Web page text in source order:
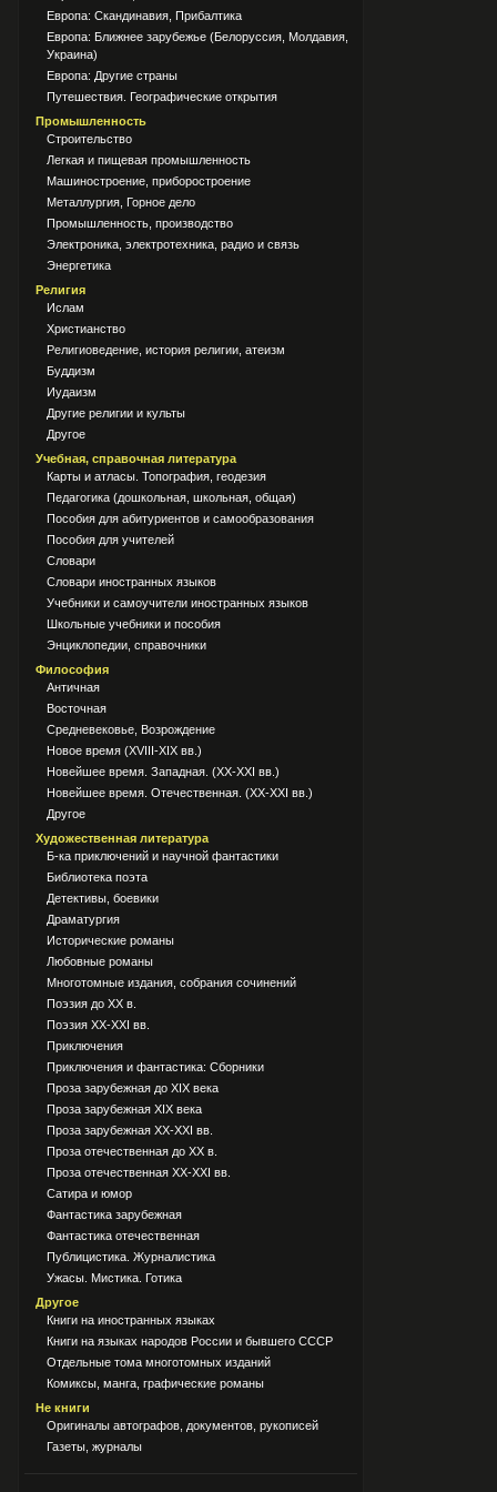
Европа: Скандинавия, Прибалтика
Европа: Ближнее зарубежье (Белоруссия, Молдавия,
Украина)
Европа: Другие страны
Путешествия. Географические открытия
Промышленность
Строительство
Легкая и пищевая промышленность
Машиностроение, приборостроение
Металлургия, Горное дело
Промышленность, производство
Электроника, электротехника, радио и связь
Энергетика
Религия
Ислам
Христианство
Религиоведение, история религии, атеизм
Буддизм
Иудаизм
Другие религии и культы
Другое
Учебная, справочная литература
Карты и атласы. Топография, геодезия
Педагогика (дошкольная, школьная, общая)
Пособия для абитуриентов и самообразования
Пособия для учителей
Словари
Словари иностранных языков
Учебники и самоучители иностранных языков
Школьные учебники и пособия
Энциклопедии, справочники
Философия
Античная
Восточная
Средневековье, Возрождение
Новое время (XVIII-XIX вв.)
Новейшее время. Западная. (XX-XXI вв.)
Новейшее время. Отечественная. (XX-XXI вв.)
Другое
Художественная литература
Б-ка приключений и научной фантастики
Библиотека поэта
Детективы, боевики
Драматургия
Исторические романы
Любовные романы
Многотомные издания, собрания сочинений
Поэзия до XX в.
Поэзия XX-XXI вв.
Приключения
Приключения и фантастика: Сборники
Проза зарубежная до XIX века
Проза зарубежная XIX века
Проза зарубежная XX-XXI вв.
Проза отечественная до XX в.
Проза отечественная XX-XXI вв.
Сатира и юмор
Фантастика зарубежная
Фантастика отечественная
Публицистика. Журналистика
Ужасы. Мистика. Готика
Другое
Книги на иностранных языках
Книги на языках народов России и бывшего СССР
Отдельные тома многотомных изданий
Комиксы, манга, графические романы
Не книги
Оригиналы автографов, документов, рукописей
Газеты, журналы